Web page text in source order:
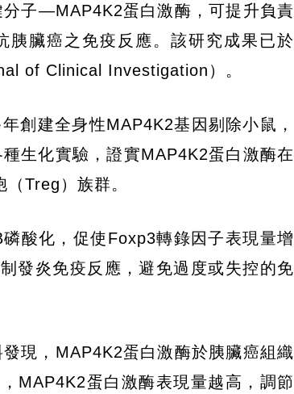
子—MAP4K2蛋白激酶，可提升負責
胰臟癌之免疫反應。該研究成果已於
of Clinical Investigation）。
創建全身性MAP4K2基因剔除小鼠，
生化實驗，證實MAP4K2蛋白激酶在
Treg）族群。
酸化，促使Foxp3轉錄因子表現量增
發炎免疫反應，避免過度或失控的免
現，MAP4K2蛋白激酶於胰臟癌組織
MAP4K2蛋白激酶表現量越高，調節